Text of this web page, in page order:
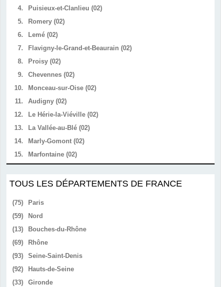
4.
Puisieux-et-Clanlieu (02)
5.
Romery (02)
6.
Lemé (02)
7.
Flavigny-le-Grand-et-Beaurain (02)
8.
Proisy (02)
9.
Chevennes (02)
10.
Monceau-sur-Oise (02)
11.
Audigny (02)
12.
Le Hérie-la-Viéville (02)
13.
La Vallée-au-Blé (02)
14.
Marly-Gomont (02)
15.
Marfontaine (02)
TOUS LES DÉPARTEMENTS DE FRANCE
(75)
Paris
(59)
Nord
(13)
Bouches-du-Rhône
(69)
Rhône
(93)
Seine-Saint-Denis
(92)
Hauts-de-Seine
(33)
Gironde